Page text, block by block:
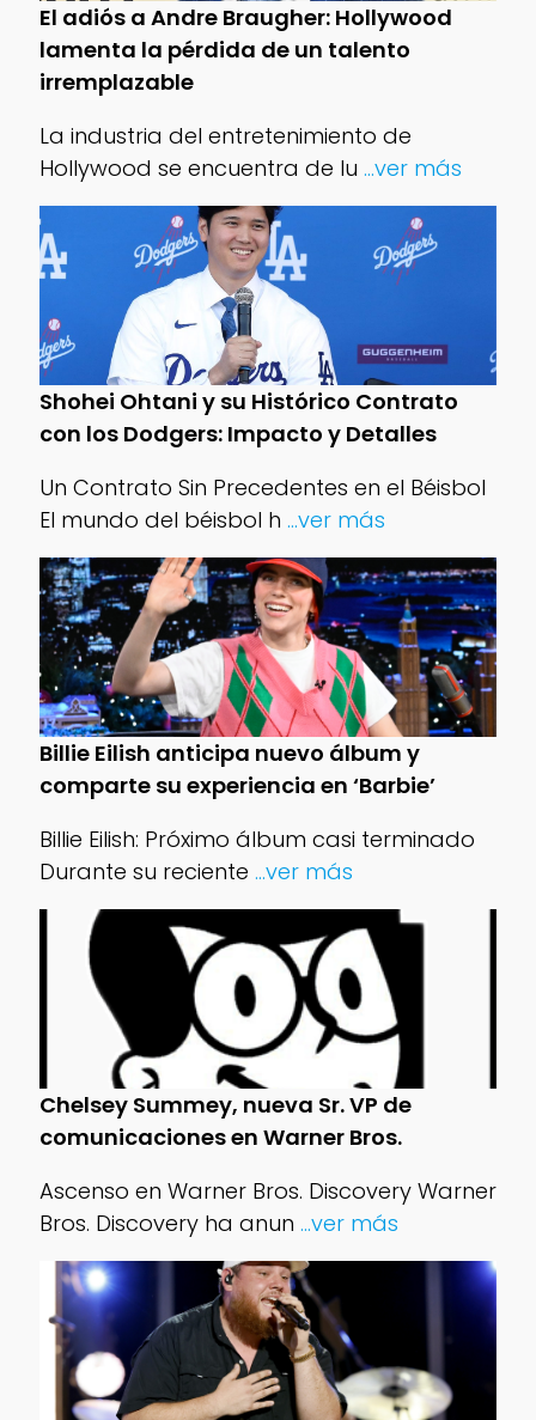
El adiós a Andre Braugher: Hollywood
lamenta la pérdida de un talento
irremplazable
La industria del entretenimiento de
Hollywood se encuentra de lu ...ver más
Shohei Ohtani y su Histórico Contrato
con los Dodgers: Impacto y Detalles
Un Contrato Sin Precedentes en el Béisbol
El mundo del béisbol h ...ver más
Billie Eilish anticipa nuevo álbum y
comparte su experiencia en ‘Barbie’
Billie Eilish: Próximo álbum casi terminado
Durante su reciente ...ver más
Chelsey Summey, nueva Sr. VP de
comunicaciones en Warner Bros.
Ascenso en Warner Bros. Discovery Warner
Bros. Discovery ha anun ...ver más